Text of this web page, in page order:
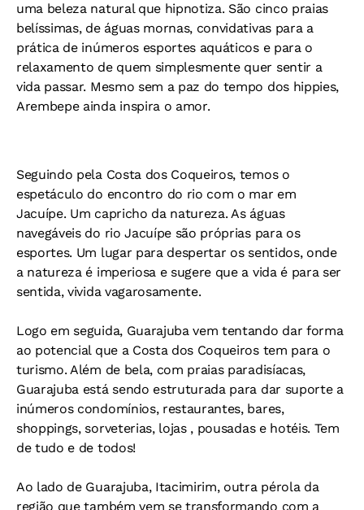
uma beleza natural que hipnotiza. São cinco praias
belíssimas, de águas mornas, convidativas para a
prática de inúmeros esportes aquáticos e para o
relaxamento de quem simplesmente quer sentir a
vida passar. Mesmo sem a paz do tempo dos hippies,
Arembepe ainda inspira o amor.
Seguindo pela Costa dos Coqueiros, temos o
espetáculo do encontro do rio com o mar em
Jacuípe. Um capricho da natureza. As águas
navegáveis do rio Jacuípe são próprias para os
esportes. Um lugar para despertar os sentidos, onde
a natureza é imperiosa e sugere que a vida é para ser
sentida, vivida vagarosamente.
Logo em seguida, Guarajuba vem tentando dar forma
ao potencial que a Costa dos Coqueiros tem para o
turismo. Além de bela, com praias paradisíacas,
Guarajuba está sendo estruturada para dar suporte a
inúmeros condomínios, restaurantes, bares,
shoppings, sorveterias, lojas , pousadas e hotéis. Tem
de tudo e de todos!
Ao lado de Guarajuba, Itacimirim, outra pérola da
região que também vem se transformando com a